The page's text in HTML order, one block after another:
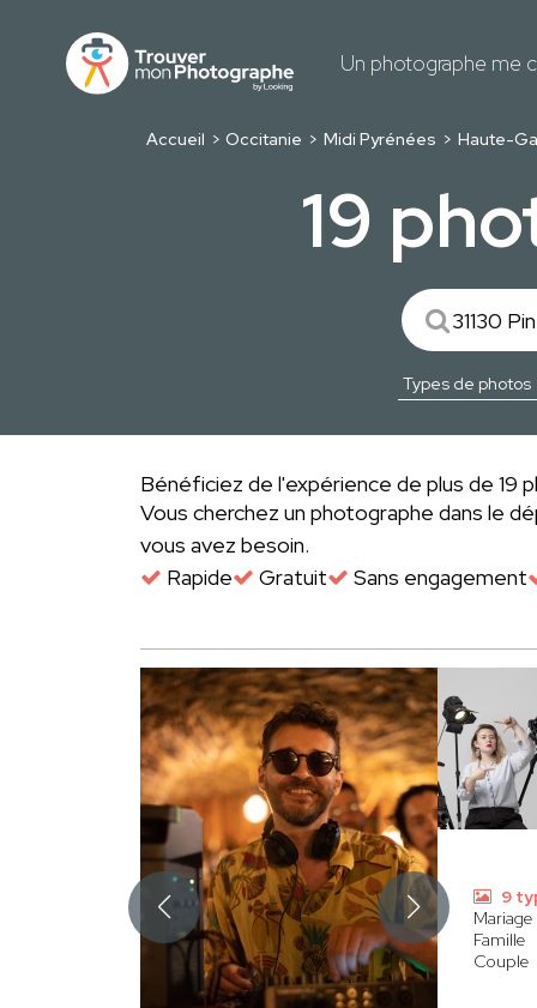
Un photographe me
Accueil Occitanie Midi Pyrénées Haute-
19
Bénéficiez de l'expérience de plus de 19
Vous cherchez un photographe dans le
vous avez besoin.
Rapide
Gratuit Sans engagement
9
Mariage
Famille
Couple